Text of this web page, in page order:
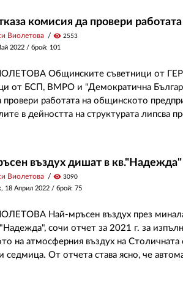
комисия да провери
Виолетова visibility 2553
2022 / брой: 101
Общинските съветници от ГЕРБ
от БСП, ВМРО и "Демократична
провери работата на общинското
в дейността на структурата липсва
въздух дишат в кв."Надежда"
Виолетова visibility 3090
18 Април 2022 / брой: 75
Най-мръсен въздух през
сочи отчет за 2021 г. за
на атмосферния въздух на
седмица. От отчета става ясно, че